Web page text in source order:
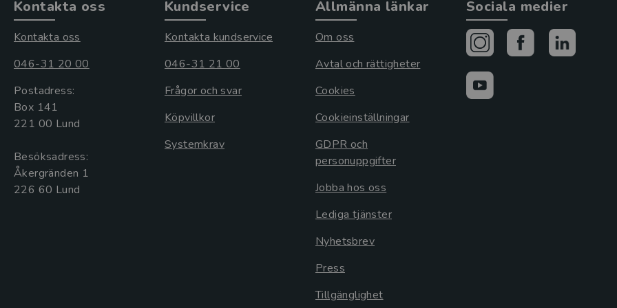
Kontakta oss
Kontakta oss
046-31 20 00
Postadress:
Box 141
221 00 Lund
Besöksadress:
Åkergränden 1
Kundservice
Kontakta kundservice
046-31 21 00
Frågor och svar
Köpvillkor
Systemkrav
Allmänna länkar
Om oss
Avtal och rättigheter
Cookies
Cookieinställningar
GDPR och
personuppgifter
Jobba hos oss
Lediga tjänster
Nyhetsbrev
Press
Tillgänglighet
Sociala medier